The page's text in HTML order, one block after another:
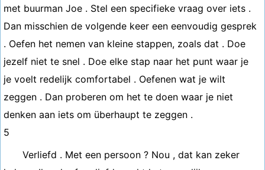
met buurman Joe . Stel een specifieke vraag over iets .
Dan misschien de volgende keer een eenvoudig gesprek
. Oefen het nemen van kleine stappen, zoals dat . Doe
jezelf niet te snel . Doe elke stap naar het punt waar je
je voelt redelijk comfortabel . Oefenen wat je wilt
zeggen . Dan proberen om het te doen waar je niet
denken aan iets om überhaupt te zeggen .
5
Verliefd . Met een persoon ? Nou , dat kan zeker